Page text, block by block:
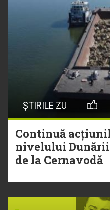
ȘTIRILE ZU
Continuă
nivelului
de la Cernavodă